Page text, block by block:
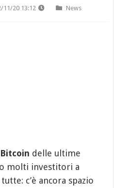
11/20 13:12
News
delle ultime
molti investitori a
c’è ancora spazio